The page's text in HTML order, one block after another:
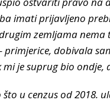
imati prijavljeno
zemljama nema
primjerice, dobivala
je suprug bio ondje,
u cenzus od 2018.